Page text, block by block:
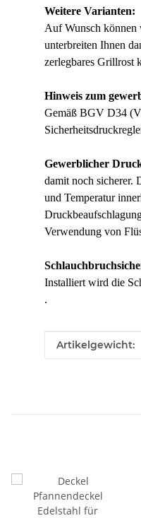
Weitere Varianten:
Auf Wunsch können
unterbreiten Ihnen
zerlegbares Grillrost
Hinweis zum
Gemäß BGV D34
Gewerblicher
damit noch sicherer.
und Temperatur
Verwendung von
Installiert wird die
.
Wert
Artikelgewicht: